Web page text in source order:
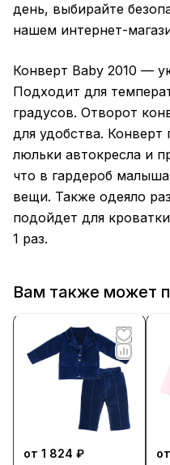
день, выбирайте
нашем интернет-
Конверт Baby 2010 —
Подходит для
градусов. Отворот
для удобства.
люльки автокресла и
что в гардероб
вещи. Также одеяло
подойдет для
1 раз.
Вам также может
от 1 824 ₽